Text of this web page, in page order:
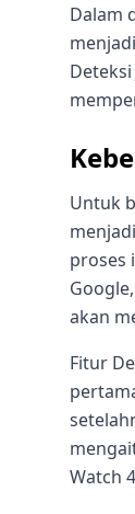
Dalam
Untuk
proses
akan
Fitur
Watch